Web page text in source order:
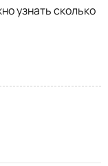
узнать сколько